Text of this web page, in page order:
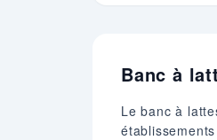
Banc à
Le banc à